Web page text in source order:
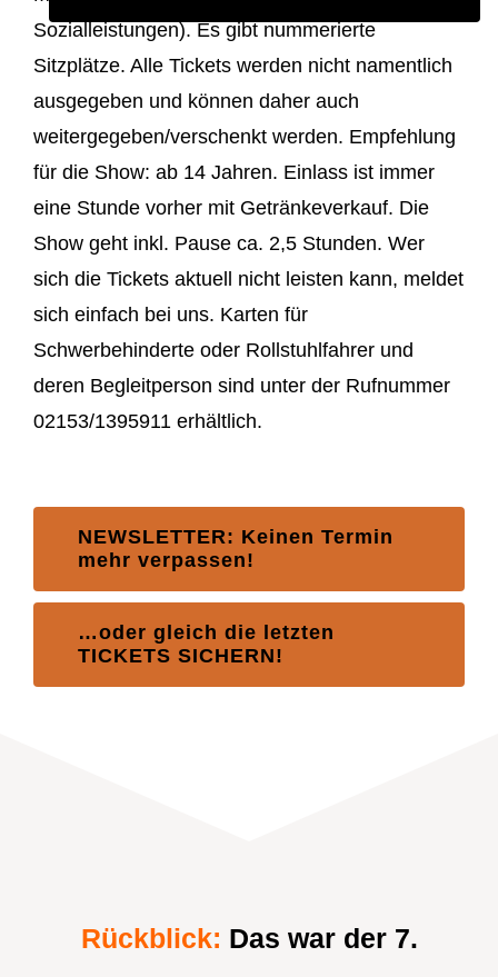
Sozialleistungen). Es gibt nummerierte
Sitzplätze. Alle Tickets werden nicht namentlich
ausgegeben und können daher auch
weitergegeben/verschenkt werden. Empfehlung
für die Show: ab 14 Jahren. Einlass ist immer
eine Stunde vorher mit Getränkeverkauf. Die
Show geht inkl. Pause ca. 2,5 Stunden. Wer
sich die Tickets aktuell nicht leisten kann, meldet
sich einfach bei uns. Karten für
Schwerbehinderte oder Rollstuhlfahrer und
deren Begleitperson sind unter der Rufnummer
02153/1395911 erhältlich.
NEWSLETTER: Keinen Termin
mehr verpassen!
…oder gleich die letzten
TICKETS SICHERN!
Rückblick: Das war der 7.